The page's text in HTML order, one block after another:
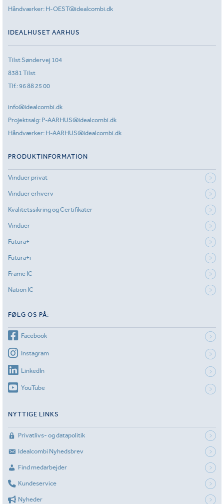
Håndværker: H-OEST@idealcombi.dk
IDEALHUSET AARHUS
Tilst Søndervej 104
8381 Tilst
Tlf.:96 88 25 00
info@idealcombi.dk
Projektsalg: P-AARHUS@idealcombi.dk
Håndværker: H-AARHUS@idealcombi.dk
PRODUKTINFORMATION
Vinduer privat
Vinduer erhverv
Kvalitetssikring og Certifikater
Vinduer
Futura+
Futura+i
Frame IC
Nation IC
FØLG OS PÅ:
Facebook
Instagram
LinkedIn
YouTube
NYTTIGE LINKS
Privatlivs- og datapolitik
Idealcombi Nyhedsbrev
Find medarbejder
Kundeservice
Nyheder